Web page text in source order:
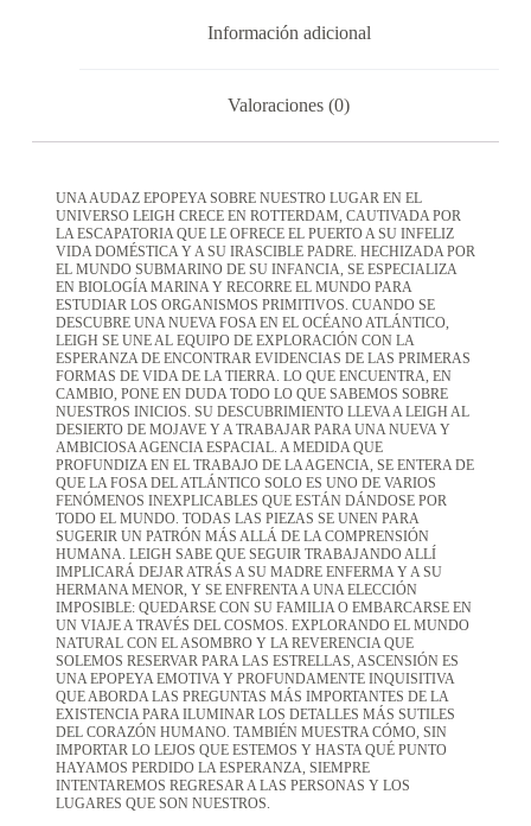
Información adicional
Valoraciones (0)
UNA AUDAZ EPOPEYA SOBRE NUESTRO LUGAR EN EL
UNIVERSO LEIGH CRECE EN ROTTERDAM, CAUTIVADA POR
LA ESCAPATORIA QUE LE OFRECE EL PUERTO A SU INFELIZ
VIDA DOMÉSTICA Y A SU IRASCIBLE PADRE. HECHIZADA POR
EL MUNDO SUBMARINO DE SU INFANCIA, SE ESPECIALIZA
EN BIOLOGÍA MARINA Y RECORRE EL MUNDO PARA
ESTUDIAR LOS ORGANISMOS PRIMITIVOS. CUANDO SE
DESCUBRE UNA NUEVA FOSA EN EL OCÉANO ATLÁNTICO,
LEIGH SE UNE AL EQUIPO DE EXPLORACIÓN CON LA
ESPERANZA DE ENCONTRAR EVIDENCIAS DE LAS PRIMERAS
FORMAS DE VIDA DE LA TIERRA. LO QUE ENCUENTRA, EN
CAMBIO, PONE EN DUDA TODO LO QUE SABEMOS SOBRE
NUESTROS INICIOS. SU DESCUBRIMIENTO LLEVA A LEIGH AL
DESIERTO DE MOJAVE Y A TRABAJAR PARA UNA NUEVA Y
AMBICIOSA AGENCIA ESPACIAL. A MEDIDA QUE
PROFUNDIZA EN EL TRABAJO DE LA AGENCIA, SE ENTERA DE
QUE LA FOSA DEL ATLÁNTICO SOLO ES UNO DE VARIOS
FENÓMENOS INEXPLICABLES QUE ESTÁN DÁNDOSE POR
TODO EL MUNDO. TODAS LAS PIEZAS SE UNEN PARA
SUGERIR UN PATRÓN MÁS ALLÁ DE LA COMPRENSIÓN
HUMANA. LEIGH SABE QUE SEGUIR TRABAJANDO ALLÍ
IMPLICARÁ DEJAR ATRÁS A SU MADRE ENFERMA Y A SU
HERMANA MENOR, Y SE ENFRENTA A UNA ELECCIÓN
IMPOSIBLE: QUEDARSE CON SU FAMILIA O EMBARCARSE EN
UN VIAJE A TRAVÉS DEL COSMOS. EXPLORANDO EL MUNDO
NATURAL CON EL ASOMBRO Y LA REVERENCIA QUE
SOLEMOS RESERVAR PARA LAS ESTRELLAS, ASCENSIÓN ES
UNA EPOPEYA EMOTIVA Y PROFUNDAMENTE INQUISITIVA
QUE ABORDA LAS PREGUNTAS MÁS IMPORTANTES DE LA
EXISTENCIA PARA ILUMINAR LOS DETALLES MÁS SUTILES
DEL CORAZÓN HUMANO. TAMBIÉN MUESTRA CÓMO, SIN
IMPORTAR LO LEJOS QUE ESTEMOS Y HASTA QUÉ PUNTO
HAYAMOS PERDIDO LA ESPERANZA, SIEMPRE
INTENTAREMOS REGRESAR A LAS PERSONAS Y LOS
LUGARES QUE SON NUESTROS.